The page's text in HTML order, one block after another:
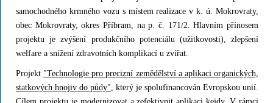
samochodného krmného vozu s místem realizace v k. ú. Mokrovraty,
obec Mokrovraty, okres Příbram, na p. č. 171/2. Hlavním přínosem
projektu je zvýšení produkčního potenciálu (užitkovosti), zlepšení
welfare a snížení zdravotních komplikací u zvířat.
Projekt "Technologie pro precizní zemědělství a aplikaci organických,
statkových hnojiv do půdy" , který je spolufinancován Evropskou unií.